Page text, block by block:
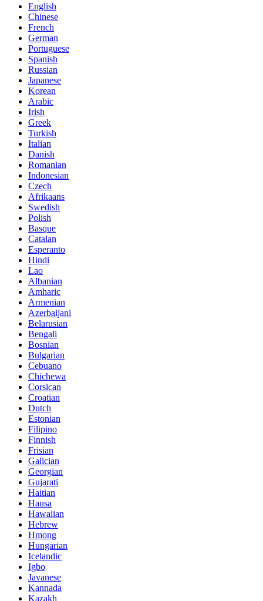
English
Chinese
French
German
Portuguese
Spanish
Russian
Japanese
Korean
Arabic
Irish
Greek
Turkish
Italian
Danish
Romanian
Indonesian
Czech
Afrikaans
Swedish
Polish
Basque
Catalan
Esperanto
Hindi
Lao
Albanian
Amharic
Armenian
Azerbaijani
Belarusian
Bengali
Bosnian
Bulgarian
Cebuano
Chichewa
Corsican
Croatian
Dutch
Estonian
Filipino
Finnish
Frisian
Galician
Georgian
Gujarati
Haitian
Hausa
Hawaiian
Hebrew
Hmong
Hungarian
Icelandic
Igbo
Javanese
Kannada
Kazakh